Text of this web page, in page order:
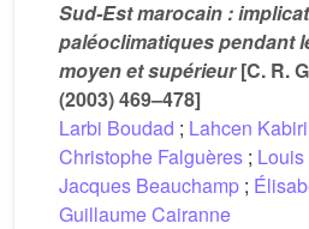
Sud-Est marocain :
paléoclimatiques pendant
moyen et supérieur[C. R.
(2003) 469–478]
Larbi Boudad ; Lahcen Kabiri
Christophe Falguères ;
Jacques Beauchamp ;
Guillaume Cairanne